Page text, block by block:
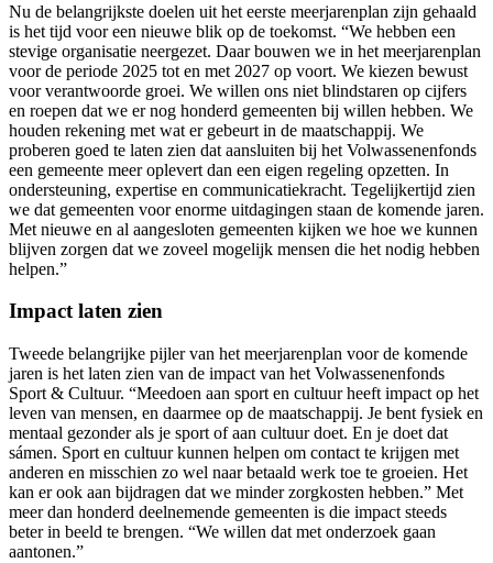
Nu de belangrijkste doelen uit het eerste meerjarenplan zijn gehaald
is het tijd voor een nieuwe blik op de toekomst. “We hebben een
stevige organisatie neergezet. Daar bouwen we in het meerjarenplan
voor de periode 2025 tot en met 2027 op voort. We kiezen bewust
voor verantwoorde groei. We willen ons niet blindstaren op cijfers
en roepen dat we er nog honderd gemeenten bij willen hebben. We
houden rekening met wat er gebeurt in de maatschappij. We
proberen goed te laten zien dat aansluiten bij het Volwassenenfonds
een gemeente meer oplevert dan een eigen regeling opzetten. In
ondersteuning, expertise en communicatiekracht. Tegelijkertijd zien
we dat gemeenten voor enorme uitdagingen staan de komende jaren.
Met nieuwe en al aangesloten gemeenten kijken we hoe we kunnen
blijven zorgen dat we zoveel mogelijk mensen die het nodig hebben
helpen.”
Impact laten zien
Tweede belangrijke pijler van het meerjarenplan voor de komende
jaren is het laten zien van de impact van het Volwassenenfonds
Sport & Cultuur. “Meedoen aan sport en cultuur heeft impact op het
leven van mensen, en daarmee op de maatschappij. Je bent fysiek en
mentaal gezonder als je sport of aan cultuur doet. En je doet dat
sámen. Sport en cultuur kunnen helpen om contact te krijgen met
anderen en misschien zo wel naarbetaald werk toe te groeien. Het
kan erook aan bijdragen dat we minderzorgkosten hebben.” Met
meer dan honderd deelnemende gemeenten is die impact steeds
beter in beeld te brengen. “We willen dat met onderzoek gaan
aantonen.”